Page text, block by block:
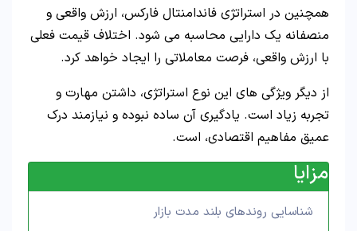
همچنین در استراتژی فاندامنتال فارکس، ارزش واقعی و
منصفانه یک دارایی محاسبه می شود. اختلاف قیمت فعلی
با ارزش واقعی، فرصت معاملاتی را ایجاد خواهد کرد.
از دیگر ویژگی های این نوع استراتژی، داشتن مهارت و
تجربه زیاد است. یادگیری آن ساده نبوده و نیازمند درک
عمیق مفاهیم اقتصادی، است.
مزایا
شناسایی روندهای بلند مدت بازار